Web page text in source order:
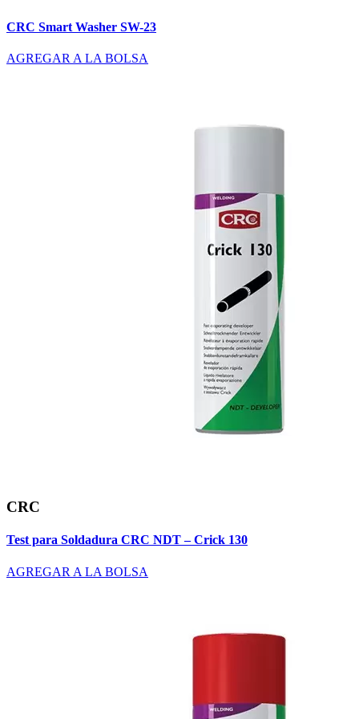
CRC Smart Washer SW-23
AGREGAR A LA BOLSA
CRC
Test para Soldadura CRC NDT – Crick 130
AGREGAR A LA BOLSA